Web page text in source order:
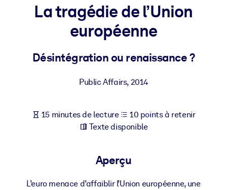
Intégrez des connaissances vérifiées et concises dans votre
Enrichissez votre bibliothèque d'entreprise avec des
commerciales fiables et prêtes à l'emploi.
Alimentez vos systèmes d'IA avec des connaissances fiables et
structurées pour améliorer les résultats.
La tragédie de l’Union
européenne
Désintégration ou renaissance ?
Public Affairs, 2014
15 minutes de lecture
10 points à retenir
Texte disponible
Aperçu
L’euro menace d’affaiblir l’Union européenne, une